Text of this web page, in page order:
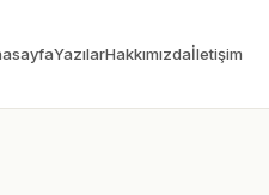
YazılarHakkımızdaİletişim